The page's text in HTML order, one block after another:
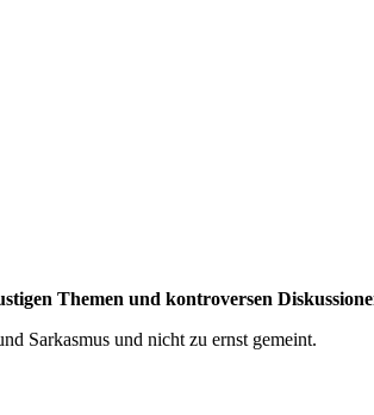
Themen und kontroversen
Sarkasmus und nicht zu ernst gemeint.